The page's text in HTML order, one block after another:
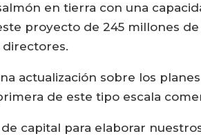
en tierra con una
proyecto de 245 millones
actualización sobre los
de este tipo escala
capital para elaborar